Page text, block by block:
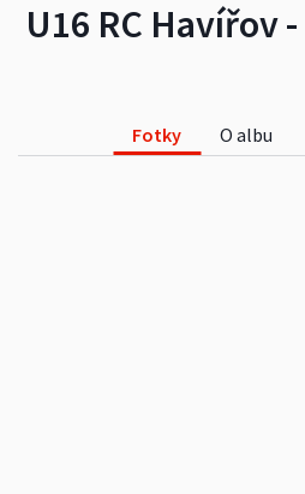
U16 RC Havířov
Fotky O albu